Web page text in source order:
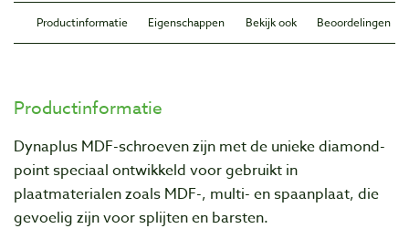
Productinformatie Eigenschappen Bekijk ook Beoordelingen
Productinformatie
Dynaplus MDF-schroeven zijn met de unieke diamond-
point speciaal ontwikkeld voor gebruikt in
plaatmaterialen zoals MDF-, multi- en spaanplaat, die
gevoelig zijn voor splijten en barsten.